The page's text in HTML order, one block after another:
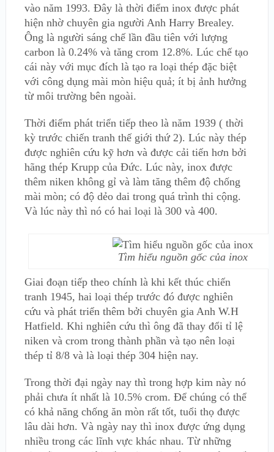
vào năm 1993. Đây là thời điểm inox được phát
hiện nhờ chuyên gia người Anh Harry Brealey.
Ông là người sáng chế lần đầu tiên với lượng
carbon là 0.24% và tăng crom 12.8%. Lúc chế tạo
cái này với mục đích là tạo ra loại thép đặc biệt
với công dụng mài mòn hiệu quả; ít bị ảnh hưởng
từ môi trường bên ngoài.
Thời điểm phát triển tiếp theo là năm 1939 ( thời
kỳ trước chiến tranh thế giới thứ 2). Lúc này thép
được nghiên cứu kỹ hơn và được cải tiến hơn bởi
hãng thép Krupp của Đức. Lúc này, inox được
thêm niken không gỉ và làm tăng thêm độ chống
mài mòn; có độ dẻo dai trong quá trình thi cộng.
Và lúc này thì nó có hai loại là 300 và 400.
Tìm hiểu nguồn gốc của inox
Giai đoạn tiếp theo chính là khi kết thúc chiến
tranh 1945, hai loại thép trước đó được nghiên
cứu và phát triển thêm bởi chuyên gia Anh W.H
Hatfield. Khi nghiên cứu thì ông đã thay đổi tỉ lệ
niken và crom trong thành phần và tạo nên loại
thép tỉ 8/8 và là loại thép 304 hiện nay.
Trong thời đại ngày nay thì trong hợp kim này nó
phải chưa ít nhất là 10.5% crom. Để chúng có thể
có khả năng chống ăn mòn rất tốt, tuổi thọ được
lâu dài hơn. Và ngày nay thì inox được ứng dụng
nhiều trong các lĩnh vực khác nhau. Từ những